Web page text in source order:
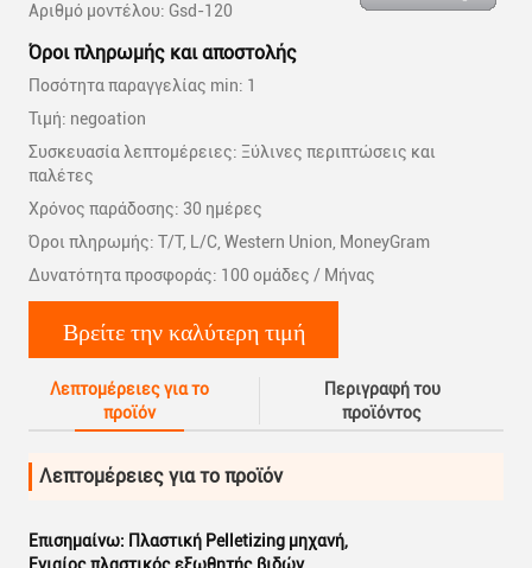
Αριθμό μοντέλου: Gsd-120
Όροι πληρωμής και αποστολής
Ποσότητα παραγγελίας min: 1
Τιμή: negoation
Συσκευασία λεπτομέρειες: Ξύλινες περιπτώσεις και
παλέτες
Χρόνος παράδοσης: 30 ημέρες
Όροι πληρωμής: T/T, L/C, Western Union, MoneyGram
Δυνατότητα προσφοράς: 100 ομάδες / Μήνας
Βρείτε την καλύτερη τιμή
Λεπτομέρειες για το
προϊόν
Περιγραφή του
προϊόντος
Λεπτομέρειες για το προϊόν
Επισημαίνω: Πλαστική Pelletizing μηχανή,